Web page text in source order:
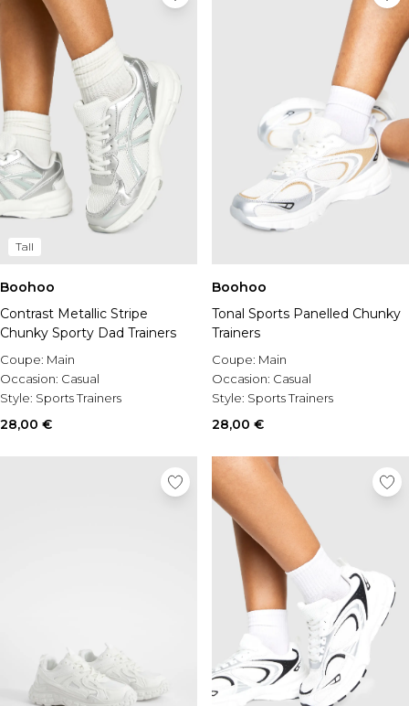
Tall
Boohoo
Contrast Metallic Stripe
Chunky Sporty Dad Trainers
Coupe: Main
Occasion: Casual
Style: Sports Trainers
28,00 €
Boohoo
Tonal Sports Panelled Chunky
Trainers
Coupe: Main
Occasion: Casual
Style: Sports Trainers
28,00 €